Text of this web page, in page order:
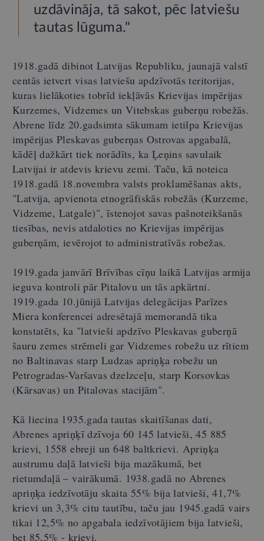
uzdāvināja, tā sakot, pēc latviešu
tautas lūguma."
1918.gadā dibinot Latvijas Republiku, jaunajā valstī
centās ietvert visas latviešu apdzīvotās teritorijas,
kuras lielākoties tobrīd iekļāvās Krievijas impērijas
Kurzemes, Vidzemes un Vitebskas guberņu robežās.
Abrene līdz 20.gadsimta sākumam ietilpa Krievijas
impērijas Pleskavas guberņas Ostrovas apgabalā,
kādēļ dažkārt tiek norādīts, ka Ļeņins savulaik
Latvijai ir atdevis krievu zemi. Taču, kā noteica
1918.gadā 18.novembra valsts proklamēšanas akts,
"Latvija, apvienota etnogrāfiskās robežās (Kurzeme,
Vidzeme, Latgale)", īstenojot savas pašnoteikšanās
tiesības, nevis atdaloties no Krievijas impērijas
guberņām, ievērojot to administratīvās robežas.
1919.gada janvārī Brīvības cīņu laikā Latvijas armija
ieguva kontroli pār Pitalovu un tās apkārtni.
1919.gada 10.jūnijā Latvijas delegācijas Parīzes
Miera konferencei adresētajā memorandā tika
konstatēts, ka "latvieši apdzīvo Pleskavas guberņā
šauru zemes strēmeli gar Vidzemes robežu uz rītiem
no Baltinavas starp Ludzas apriņķa robežu un
Petrogradas-Varšavas dzelzceļu, starp Korsovkas
(Kārsavas) un Pitalovas stacijām".
Kā liecina 1935.gada tautas skaitīšanas dati,
Abrenes apriņķī dzīvoja 60 145 latvieši, 45 885
krievi, 1558 ebreji un 648 baltkrievi. Apriņķa
austrumu daļā latvieši bija mazākumā, bet
rietumdaļā – vairākumā. 1938.gadā no Abrenes
apriņķa iedzīvotāju skaita 55% bija latvieši, 41,7%
krievi un 3,3% citu tautību, taču jau 1945.gadā vairs
tikai 12,5% no apgabala iedzīvotājiem bija latvieši,
bet 85,5% - krievi.